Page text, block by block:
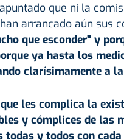
que ni la
arrancado aún sus
que esconder" y
ya hasta los
clarísimamente a
les complica la
y cómplices de las
todas y todos con